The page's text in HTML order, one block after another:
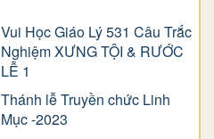
Vui Học Giáo Lý 531 Câu Trắc
Nghiệm XƯNG TỘI & RƯỚC
LỄ 1
Thánh lễ Truyền chức Linh
Mục -2023